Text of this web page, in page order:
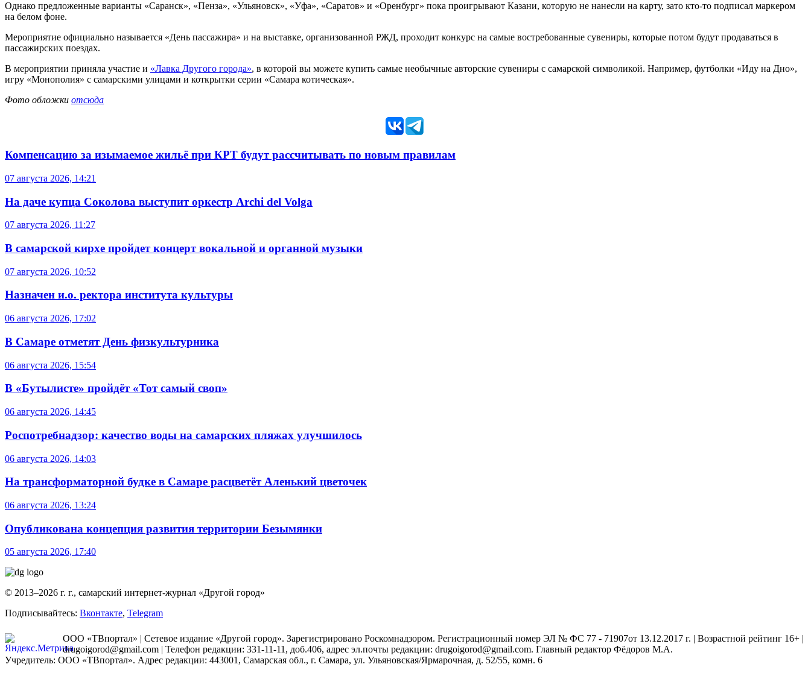
Однако предложенные варианты «Саранск», «Пенза», «Ульяновск», «Уфа», «Саратов» и «Оренбург» пока проигрывают Казани, которую не нанесли на карту, зато кто-то подписал маркером
на белом фоне.
Мероприятие официально называется «День пассажира» и на выставке, организованной РЖД, проходит конкурс на самые востребованные сувениры, которые потом будут продаваться в
пассажирских поездах.
В мероприятии приняла участие и «Лавка Другого города», в которой вы можете купить самые необычные авторские сувениры с самарской символикой. Например, футболки «Иду на Дно»,
игру «Монополия» с самарскими улицами и коткрытки серии «Самара котическая».
Фото обложки отсюда
Компенсацию за изымаемое жильё при КРТ будут рассчитывать по новым правилам
07 августа 2026, 14:21
На даче купца Соколова выступит оркестр Archi del Volga
07 августа 2026, 11:27
В самарской кирхе пройдет концерт вокальной и органной музыки
07 августа 2026, 10:52
Назначен и.о. ректора института культуры
06 августа 2026, 17:02
В Самаре отметят День физкультурника
06 августа 2026, 15:54
В «Бутылисте» пройдёт «Тот самый своп»
06 августа 2026, 14:45
Роспотребнадзор: качество воды на самарских пляжах улучшилось
06 августа 2026, 14:03
На трансформаторной будке в Самаре расцветёт Аленький цветочек
06 августа 2026, 13:24
Опубликована концепция развития территории Безымянки
05 августа 2026, 17:40
© 2013–2026 г. г., самарский интернет-журнал «Другой город»
Подписывайтесь: Вконтакте, Telegram
ООО «ТВпортал» | Сетевое издание «Другой город». Зарегистрировано Роскомнадзором. Регистрационный номер ЭЛ № ФС 77 - 71907от 13.12.2017 г. | Возрастной рейтинг 16+ |
drugoigorod@gmail.com | Телефон редакции: 331-11-11, доб.406, адрес эл.почты редакции: drugoigorod@gmail.com. Главный редактор Фёдоров М.А.
Учредитель: ООО «ТВпортал». Адрес редакции: 443001, Самарская обл., г. Самара, ул. Ульяновская/Ярмарочная, д. 52/55, комн. 6